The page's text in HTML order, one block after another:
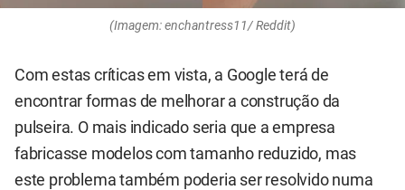
(Imagem: enchantress11/ Reddit)
Com estas críticas em vista, a Google terá de
encontrar formas de melhorar a construção da
pulseira. O mais indicado seria que a empresa
fabricasse modelos com tamanho reduzido, mas
este problema também poderia ser resolvido numa